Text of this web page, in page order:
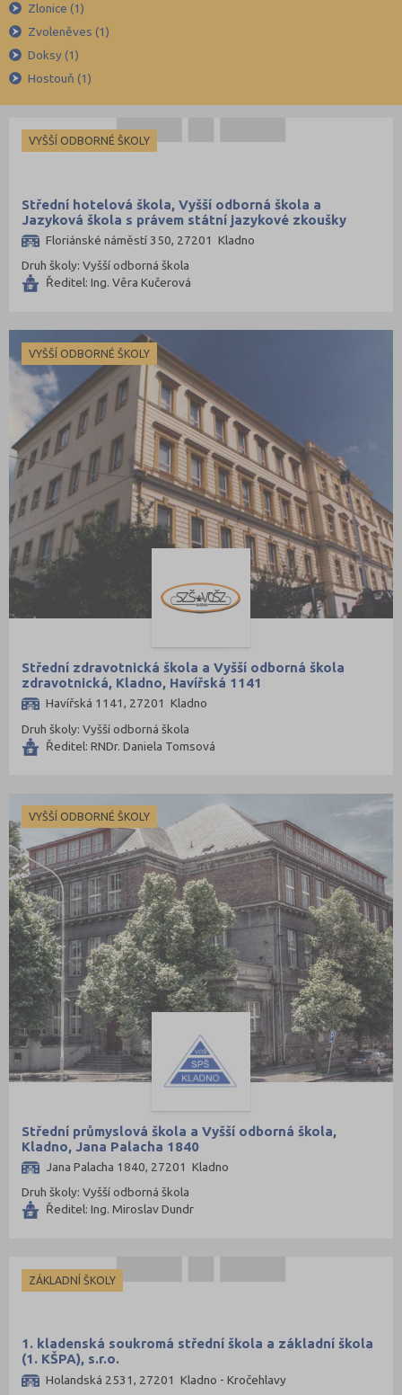
Kroměříž (96)
Kutná Hora (66)
Liberec (138)
Litoměřice (104)
Louny (72)
Most (73)
Náchod (98)
Nový Jičín (118)
Olomouc (205)
Opava (135)
Ostrava-město (221)
Pardubice (127)
Pelhřimov (62)
Písek (57)
Plzeň-jih (38)
Plzeň-město (141)
Plzeň-sever (51)
Praha hlavní město (1004)
Prachatice (44)
Přerov (115)
Příbram (105)
Rokycany (33)
Rychnov nad Kněžnou (81)
Semily (68)
Sokolov (52)
Strakonice (65)
Svitavy (105)
Šumperk (111)
Tábor (88)
Tachov (41)
Teplice (76)
Trutnov (106)
Uherské Hradiště (134)
Ústí nad Labem (74)
Ústí nad Orlicí (135)
Vsetín (132)
Zlín (161)
Žďár nad Sázavou (124)
Zlonice (1)
Zvoleněves (1)
Doksy (1)
Hostouň (1)
VYŠŠÍ ODBORNÉ ŠKOLY
Střední hotelová škola, Vyšší odborná škola a
Jazyková škola s právem státní jazykové zkoušky
s.r.o.Floriánské náměstí 350, 27201 Kladno
Druh školy: Vyšší odborná škola
Ředitel: Ing. Věra Kučerová
VYŠŠÍ ODBORNÉ ŠKOLY
Střední zdravotnická škola a Vyšší odborná škola
zdravotnická, Kladno, Havířská 1141
Havířská 1141, 27201 Kladno
Druh školy: Vyšší odborná škola
Ředitel: RNDr. Daniela Tomsová
VYŠŠÍ ODBORNÉ ŠKOLY
Střední průmyslová škola a Vyšší odborná škola,
Kladno, Jana Palacha 1840
Jana Palacha 1840, 27201 Kladno
Druh školy: Vyšší odborná škola
Ředitel: Ing. Miroslav Dundr
ZÁKLADNÍ ŠKOLY
1. kladenská soukromá střední škola a základní škola
(1. KŠPA), s.r.o.
Holandská 2531, 27201 Kladno - Kročehlavy